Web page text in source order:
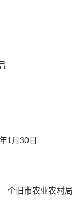
1月30日
个旧市农业农村局